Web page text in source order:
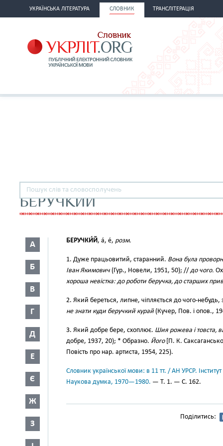
УКРАЇНСЬКА ЛІТЕРАТУРА СЛОВНИК ТРАНСЛІТЕРАЦІЯ
БЕРУЧКИЙ
А
Б
В
Г
Д
Е
Є
Ж
З
БЕРУЧКИ́Й, а́, е́, розм.
1. Дуже працьовитий, старанний. Вона була
Іван Якимович (Гур., Новели, 1951, 50); // до чого.
хороша невістка: до роботи беручка, до старших
2. Який береться, липне, чіпляється до чого-
не знати куди беручкий курай (Кучер, Пов. і опов.,
3. Який добре бере, схоплює. Шия рожева і товста,
добре, 1937, 20); * Образно. Його[П. К.
Повість про нар. артиста, 1954, 225).
Словник української мови: в 11 тт. / АН УРСР.
Наукова думка, 1970—1980. — Т. 1. — С. 162.
Поділитись: